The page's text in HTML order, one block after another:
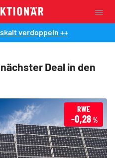
verdoppeln ++
Deal in den
RWE
-0,28%